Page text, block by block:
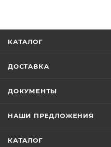
КАТАЛОГ
ДОСТАВКА
ДОКУМЕНТЫ
НАШИ ПРЕДЛОЖЕНИЯ
КАТАЛОГ